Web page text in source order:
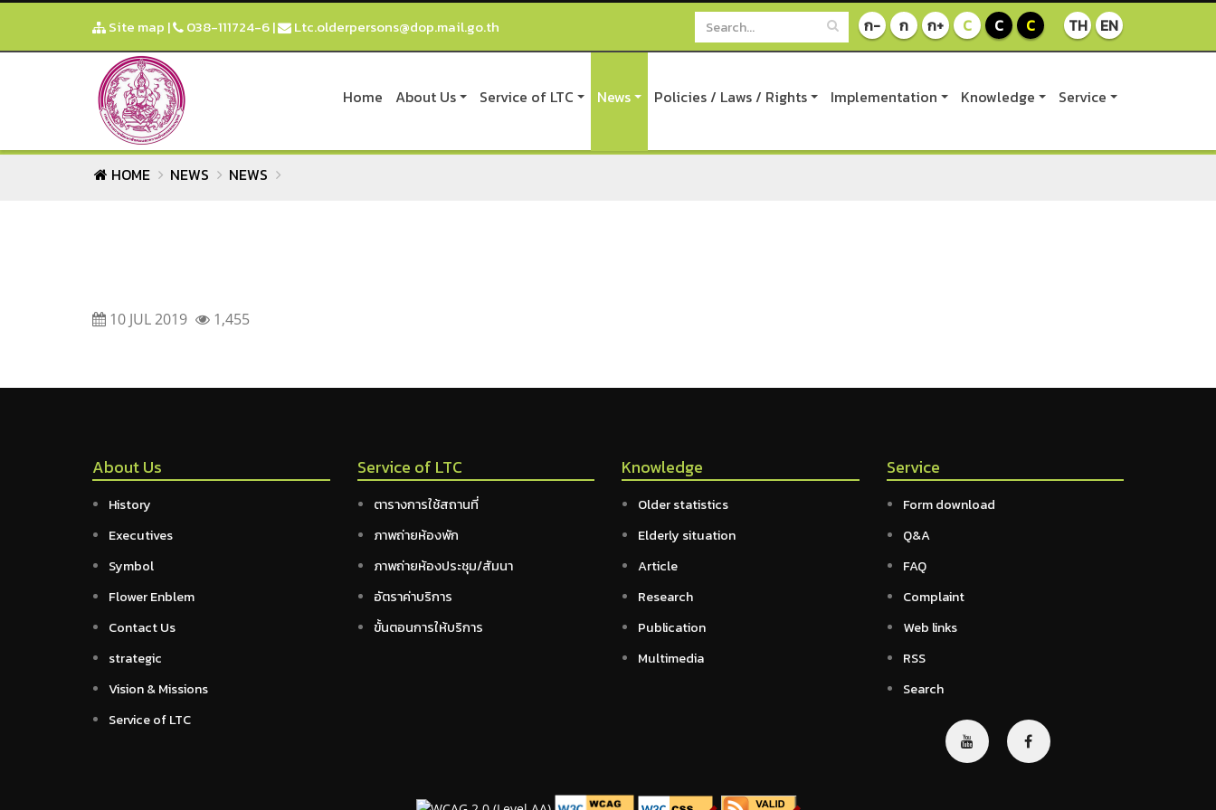
Site map | 038-111724-6| Ltc.olderpersons@dop.mail.go.th TH EN
ก- ก ก+ C C C
Home About Us Service of LTC News Policies / Laws / Rights Implementation Knowledge Service
HOME NEWS NEWS
10 JUL 2019 1,455
About Us
History
Executives
Symbol
Flower Enblem
Contact Us
strategic
Vision & Missions
Service of LTC
Service of LTC
ตารางการใช้สถานที่
ภาพถ่ายห้องพัก
ภาพถ่ายห้องประชุม/สัมนา
อัตราค่าบริการ
ขั้นตอนการให้บริการ
Knowledge
Older statistics
Elderly situation
Article
Research
Publication
Multimedia
Service
Form download
Q&A
FAQ
Complaint
Web links
RSS
Search